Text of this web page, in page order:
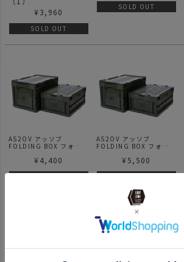
¥ 3,960
SOLD OUT
SOLD OUT
AS2OV アッソブ
FOLDING BOX フォール
¥ 4,400
AS2OV アッソブ
FOLDING BOX フォール
¥ 5,500